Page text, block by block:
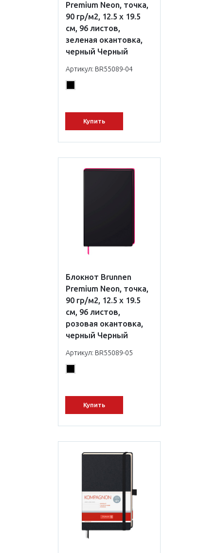
Premium Neon, точка,
90 гр/м2, 12.5 x 19.5
см, 96 листов,
зеленая окантовка,
черный Черный
Артикул: BR55089-04
Купить
Блокнот Brunnen
Premium Neon, точка,
90 гр/м2, 12.5 x 19.5
см, 96 листов,
розовая окантовка,
черный Черный
Артикул: BR55089-05
Купить